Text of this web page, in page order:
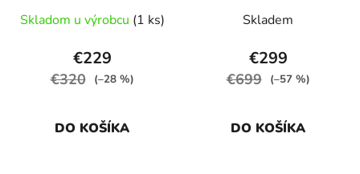
Skladom u výrobcu (1 ks)
€229
€320 (–28 %)
DO KOŠÍKA
zadarmo!
Skladem
€299
€699 (–57 %)
DO KOŠÍKA